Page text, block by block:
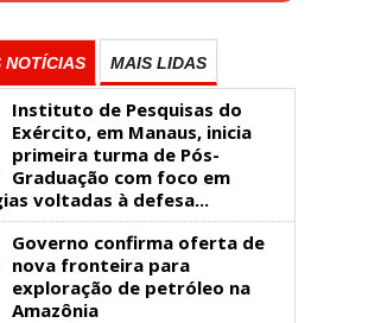
NOTÍCIAS MAIS LIDAS
Instituto de Pesquisas do
Exército, em Manaus, inicia
primeira turma de Pós-
Graduação com foco em
voltadas à defesa...
Governo confirma oferta de
nova fronteira para
exploração de petróleo na
Amazônia